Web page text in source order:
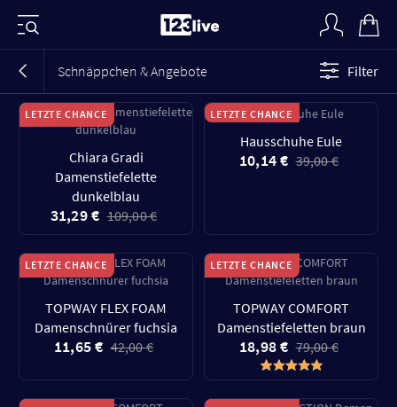
Schnäppchen & Angebote Filter
LETZTE CHANCE
Chiara Gradi
Damenstiefelette
dunkelblau
31,29 € 109,00 €
LETZTE CHANCE
Hausschuhe Eule
10,14 € 39,00 €
LETZTE CHANCE
TOPWAY FLEX FOAM
Damenschnürer fuchsia
11,65 € 42,00 €
LETZTE CHANCE
TOPWAY COMFORT
Damenstiefeletten braun
18,98 € 79,00 €